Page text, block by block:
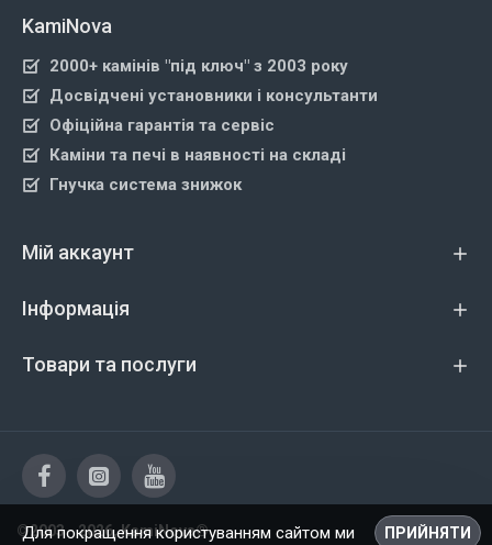
KamiNova
2000+ камінів "під ключ" з 2003 року
Досвідчені установники і консультанти
Офіційна гарантія та сервіс
Каміни та печі в наявності на складі
Гнучка система знижок
Мій аккаунт
Інформація
Товари та послуги
©2003 - 2026, KamiNova® ПРИЙНЯТИ
Для покращення користуванням сайтом ми